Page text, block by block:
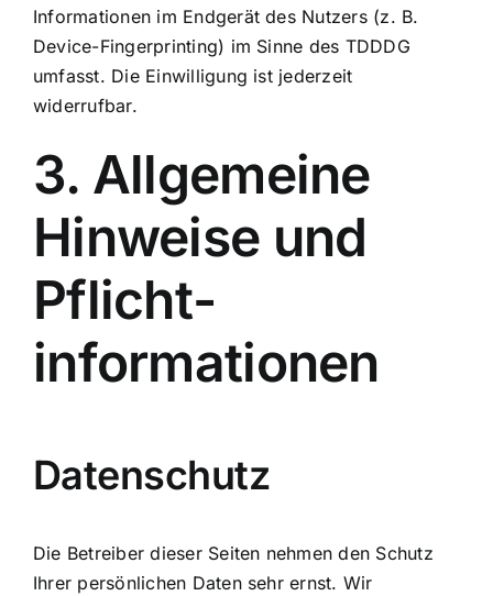
Informationen im Endgerät des Nutzers (z. B.
Device-Fingerprinting) im Sinne des TDDDG
umfasst. Die Einwilligung ist jederzeit
widerrufbar.
3. Allgemeine
Hinweise und
Pflicht­
informationen
Datenschutz
Die Betreiber dieser Seiten nehmen den Schutz
Ihrer persönlichen Daten sehr ernst. Wir